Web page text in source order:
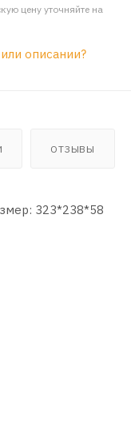
цену уточняйте на
описании?
ОТЗЫВЫ
323*238*58